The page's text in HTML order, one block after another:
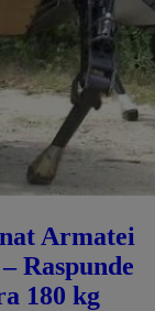
Armatei
Raspunde
180 kg